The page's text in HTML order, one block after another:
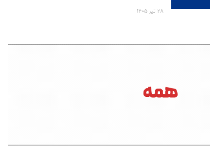
۲۸ تیر ۱۴۰۵